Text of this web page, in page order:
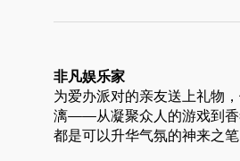
非凡娱乐家
为爱办派对的亲友送上礼物
漓——从凝聚众人的游戏到香
都是可以升华气氛的神来之笔